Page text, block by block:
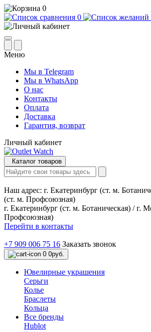
0
0
Меню
Мы в Telegram
Мы в WhatsApp
О нас
Контакты
Оплата
Доставка
Гарантия, возврат
Личный кабинет
Каталог товаров
Наш адрес: г. Екатеринбург (ст. м.
(ст. м. Профсоюзная)
г. Екатеринбург (ст. м. Ботаническая) / г.
Профсоюзная)
Перейти в контакты
+7 909 006 75 16 Заказать звонок
0 0руб.
Ювелирные украшения
Серьги
Колье
Браслеты
Кольца
Все бренды
Hublot